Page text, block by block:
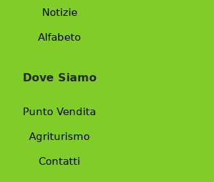
Notizie
Alfabeto
Dove Siamo
Punto Vendita
Agriturismo
Contatti